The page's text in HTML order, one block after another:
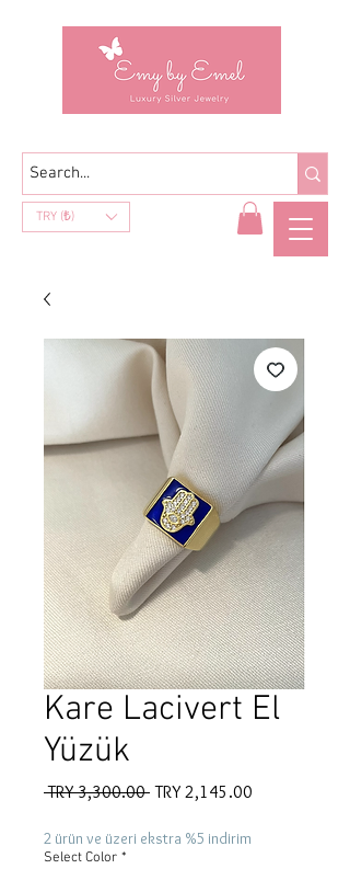
TRY (₺)
Kare Lacivert El
Yüzük
TRY 3,300.00 Regular
TRY 2,145.00
2 ürün ve üzeri ekstra %5 indirim
Select Color *